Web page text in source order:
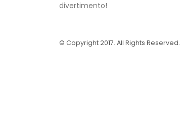
divertimento!
© Copyright 2017. All Rights Reserved.